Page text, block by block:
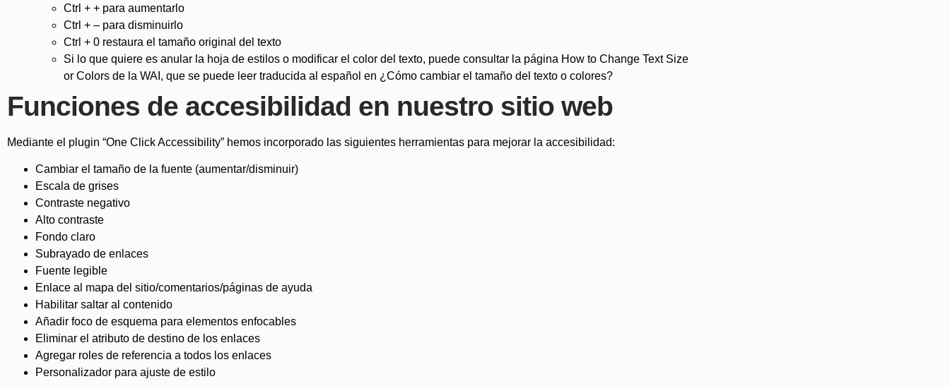
Ctrl + + para aumentarlo
Ctrl + – para disminuirlo
Ctrl + 0 restaura el tamaño original del texto
Si lo que quiere es anular la hoja de estilos o modificar el color del texto, puede consultar la página How to Change Text Size
or Colors de la WAI , que se puede leer traducida al español en ¿Cómo cambiar el tamaño del texto o colores?
Funciones de accesibilidad en nuestro sitio web
Mediante el plugin “One Click Accessibility” hemos incorporado las siguientes herramientas para mejorar la accesibilidad:
Cambiar el tamaño de la fuente (aumentar/disminuir)
Escala de grises
Contraste negativo
Alto contraste
Fondo claro
Subrayado de enlaces
Fuente legible
Enlace al mapa del sitio/comentarios/páginas de ayuda
Habilitar saltar al contenido
Añadir foco de esquema para elementos enfocables
Eliminar el atributo de destino de los enlaces
Agregar roles de referencia a todos los enlaces
Personalizador para ajuste de estilo